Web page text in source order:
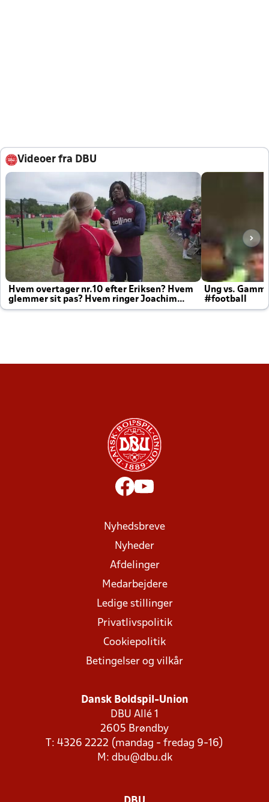
Videoer fra DBU
Hvem overtager nr.10 efter Eriksen? Hvem
glemmer sit pas? Hvem ringer Joachim
altid til efter kampe?
Ung vs.
#football
Nyhedsbreve
Nyheder
Afdelinger
Medarbejdere
Ledige stillinger
Privatlivspolitik
Cookiepolitik
Betingelser og vilkår
Dansk Boldspil-Union
DBU Allé 1
2605 Brøndby
T: 4326 2222 (mandag - fredag 9-16)
M: dbu@dbu.dk